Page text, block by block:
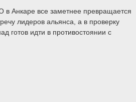
Анкаре все заметнее превращается
лидеров альянса, а в проверку
готов идти в противостоянии с